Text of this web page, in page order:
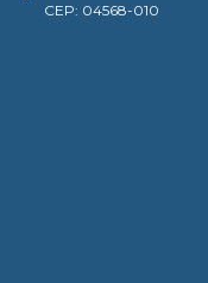
CEP: 04568-010